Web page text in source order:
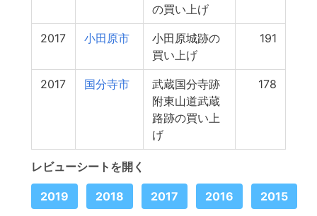
の買い上げ
2017 小田原市
小田原城跡の
買い上げ
191
2017 国分寺市
武蔵国分寺跡
附東山道武蔵
路跡の買い上
げ
178
レビューシートを開く
2019 2018 2017 2016 2015